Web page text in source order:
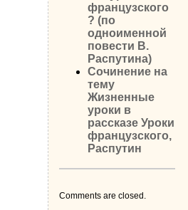
французского
? (по
одноименной
повести В.
Распутина)
Сочинение на
тему
Жизненные
уроки в
рассказе Уроки
французского,
Распутин
Comments are closed.